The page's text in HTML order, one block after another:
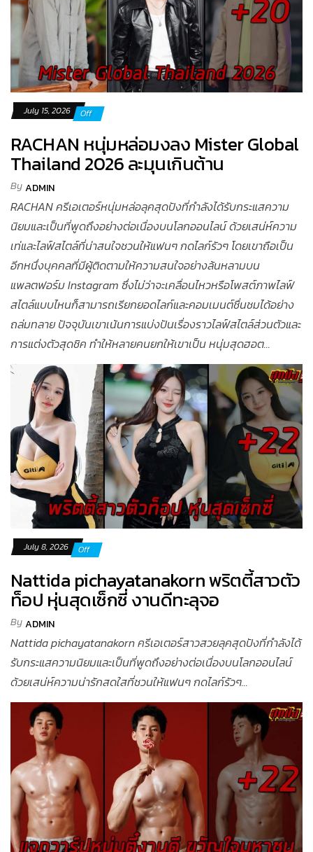
July 15, 2026 Off
RACHAN หนุ่มหล่อมงลง Mister Global
Thailand 2026 ละมุนเกินต้าน
ByADMIN
RACHAN ครีเอเตอร์หนุ่มหล่อลุคสุดปังที่กำลังได้รับกระแสความ
นิยมและเป็นที่พูดถึงอย่างต่อเนื่องบนโลกออนไลน์ ด้วยเสน่ห์ความ
เท่และไลฟ์สไตล์ที่น่าสนใจชวนให้แฟนๆ กดไลก์รัวๆ โดยเขาถือเป็น
อีกหนึ่งบุคคลที่มีผู้ติดตามให้ความสนใจอย่างล้นหลามบน
แพลตฟอร์ม Instagram ซึ่งไม่ว่าจะเคลื่อนไหวหรือโพสต์ภาพไลฟ์
สไตล์แบบไหนก็สามารถเรียกยอดไลก์และคอมเมนต์ชื่นชมได้อย่าง
ถล่มทลาย ปัจจุบันเขาเน้นการแบ่งปันเรื่องราวไลฟ์สไตล์ส่วนตัวและ
การแต่งตัวสุดชิค ทำให้หลายคนยกให้เขาเป็น หนุ่มสุดฮอต...
July 8, 2026 Off
Nattida pichayatanakorn พริตตี้สาวตัว
ท็อป หุ่นสุดเซ็กซี่ งานดีทะลุจอ
ByADMIN
Nattida pichayatanakorn ครีเอเตอร์สาวสวยลุคสุดปังที่กำลังได้
รับกระแสความนิยมและเป็นที่พูดถึงอย่างต่อเนื่องบนโลกออนไลน์
ด้วยเสน่ห์ความน่ารักสดใสที่ชวนให้แฟนๆ กดไลก์รัวๆ...